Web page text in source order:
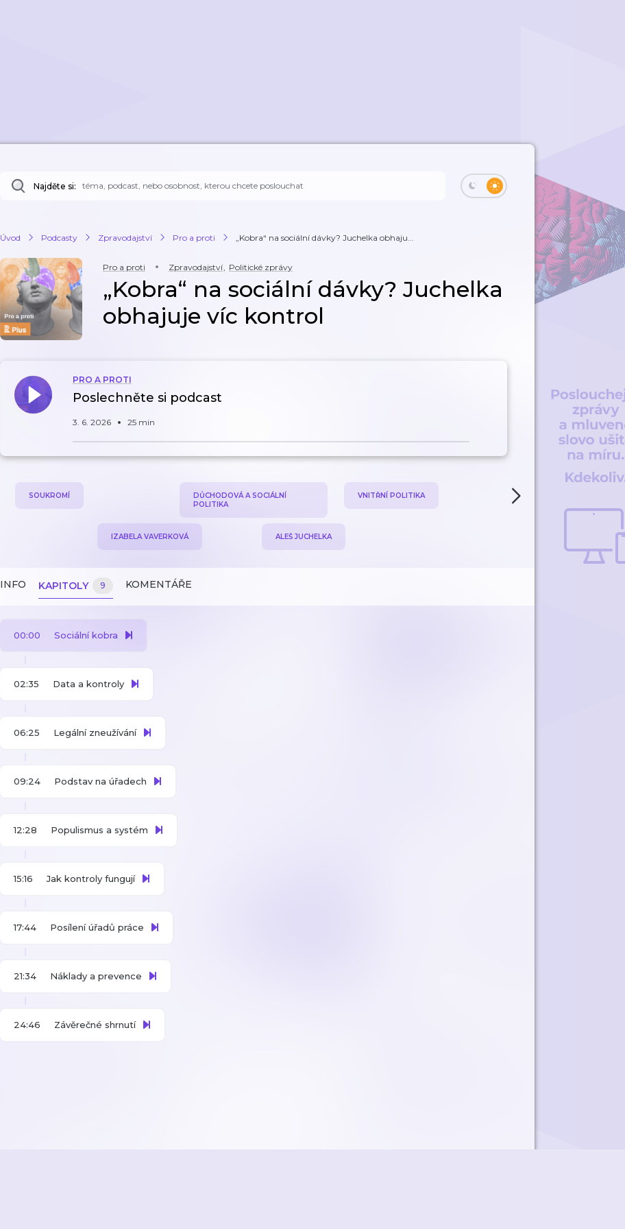
Najděte si:
Úvod Podcasty Zpravodajství Pro a proti „Kobra“ na sociální dávky? Juchelka obhaju...
Pro a proti Zpravodajství, Politické zprávy
„Kobra“ na sociální dávky? Juchelka
obhajuje víc kontrol
PRO A PROTI
Poslechněte si podcast
3. 6. 2026 25 min
SOUKROMÍ
DŮCHODOVÁ A SOCIÁLNÍ
POLITIKA
VNITŘNÍ POLITIKA
IZABELA VAVERKOVÁ ALEŠ JUCHELKA
INFO KAPITOLY 9 KOMENTÁŘE
00:00 Sociální kobra
02:35 Data a kontroly
06:25 Legální zneužívání
09:24 Podstav na úřadech
12:28 Populismus a systém
15:16 Jak kontroly fungují
17:44 Posílení úřadů práce
21:34 Náklady a prevence
24:46 Závěrečné shrnutí